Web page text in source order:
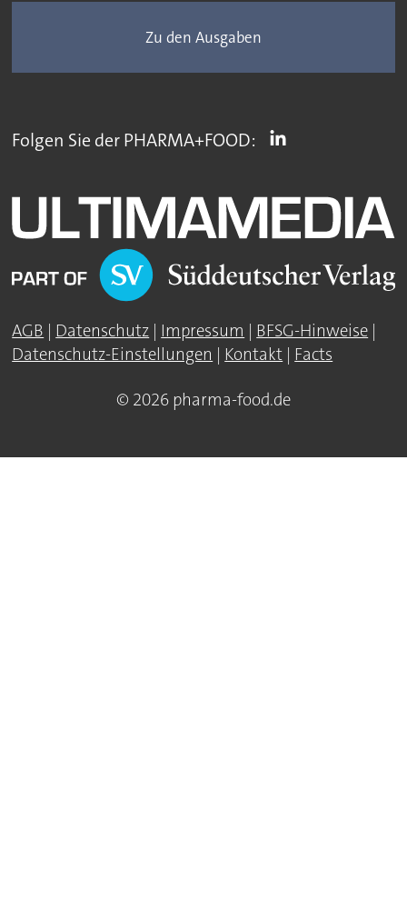
Zu den Ausgaben
Folgen Sie der PHARMA+FOOD:
AGB | Datenschutz | Impressum | BFSG-Hinweise |
Datenschutz-Einstellungen | Kontakt | Facts
© 2026 pharma-food.de